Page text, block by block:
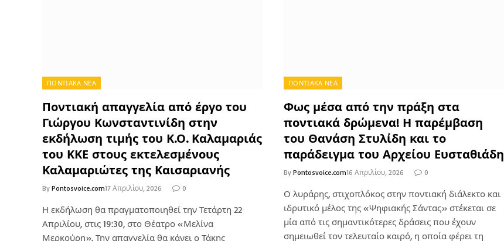
ΠΟΝΤΙΑΚΑ ΝΕΑ
Ποντιακή απαγγελία από έργο του
Γιώργου Κωνσταντινίδη στην
εκδήλωση τιμής του Κ.Ο. Καλαμαριάς
του ΚΚΕ στους εκτελεσμένους
Καλαμαριώτες της Καισαριανής
By Pontosvoice.com17 Απριλίου, 2026 0
Η εκδήλωση θα πραγματοποιηθεί την Τετάρτη 22
Απριλίου, στις 19:30, στο Θέατρο «Μελίνα
Μερκούρη». Την απαγγελία θα κάνει ο Τάκης
ΠΟΝΤΙΑΚΑ ΝΕΑ
Φως μέσα από την πράξη στα
ποντιακά δρώμενα! Η παρέμβαση
του Θανάση Στυλίδη και το
παράδειγμα του Αρχείου Ευσταθιάδη
By Pontosvoice.com16 Απριλίου, 2026 0
Ο λυράρης, στιχοπλόκος στην ποντιακή διάλεκτο και
ιδρυτικό μέλος της «Ψηφιακής Σάντας» στέκεται σε
μία από τις σημαντικότερες δράσεις που έχουν
σημειωθεί τον τελευταίο καιρό, η οποία φέρει τη